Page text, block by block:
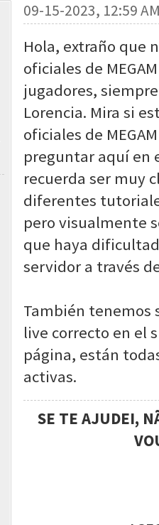
09-15-2023, 12:59
Hola, extraño que
oficiales de
jugadores,
Lorencia. Mira si
oficiales de
preguntar aquí en
recuerda ser muy
diferentes
pero visualmente
que haya
servidor a través
También tenemos
live correcto en el
página, están
activas.
SE TE AJUDEI,